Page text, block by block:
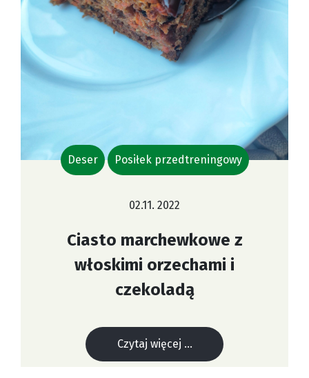
Deser Posiłek przedtreningowy
02.11. 2022
Ciasto marchewkowe z
włoskimi orzechami i
czekoladą
Czytaj więcej ...